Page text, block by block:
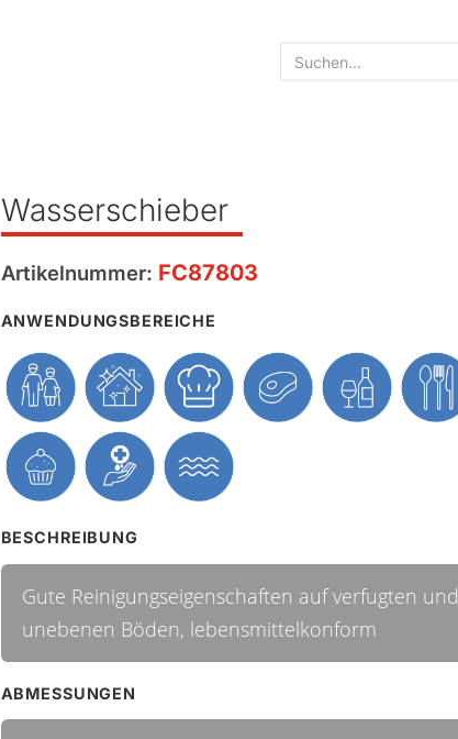
Wasserschieber
Artikelnummer: FC87803
ANWENDUNGSBEREICHE
BESCHREIBUNG
Gute Reinigungseigenschaften auf verfugten und
unebenen Böden, lebensmittelkonform
ABMESSUNGEN